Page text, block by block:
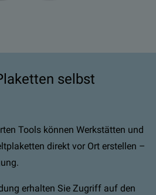
selbst
Tools können Werkstätten und
direkt vor Ort erstellen –
erhalten Sie Zugriff auf den